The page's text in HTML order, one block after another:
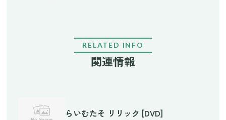
RELATED INFO
関連情報
らいむたそ リリック [DVD]